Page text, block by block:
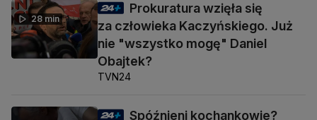
28 min
Prokuratura wzięła się
za człowieka Kaczyńskiego. Już
nie "wszystko mogę" Daniel
Obajtek?
TVN24
Spóźnieni kochankowie?